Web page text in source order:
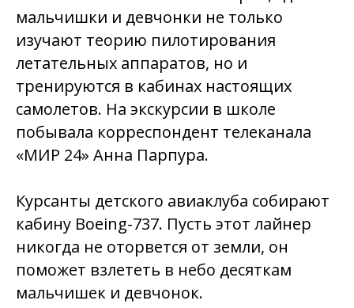
мальчишки и девчонки не только
изучают теорию пилотирования
летательных аппаратов, но и
тренируются в кабинах настоящих
самолетов. На экскурсии в школе
побывала корреспондент телеканала
«МИР 24» Анна Парпура.
Курсанты детского авиаклуба собирают
кабину Boeing-737. Пусть этот лайнер
никогда не оторвется от земли, он
поможет взлететь в небо десяткам
мальчишек и девчонок.